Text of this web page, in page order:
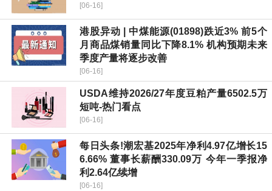
[06-16]
港股异动 | 中煤能源(01898)跌近3% 前5个
月商品煤销量同比下降8.1% 机构预期未来
季度产量将逐步改善
[06-16]
USDA维持2026/27年度豆粕产量6502.5万
短吨-热门看点
[06-16]
每日头条!潮宏基2025年净利4.97亿增长15
6.66% 董事长薪酬330.09万 今年一季报净
利2.64亿续增
[06-16]